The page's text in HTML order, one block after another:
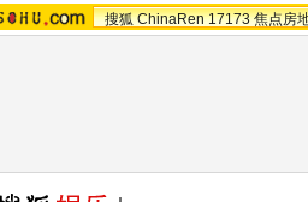
搜狐 ChinaRen 17173 焦点房